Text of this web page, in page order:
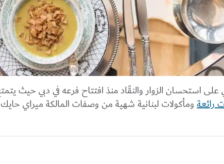
على استحسان الزوار والنقّاد منذ افتتاح فرعه في دبي حيث
رائعةومأكولات لبنانية شهية من وصفات المالكة ميراي